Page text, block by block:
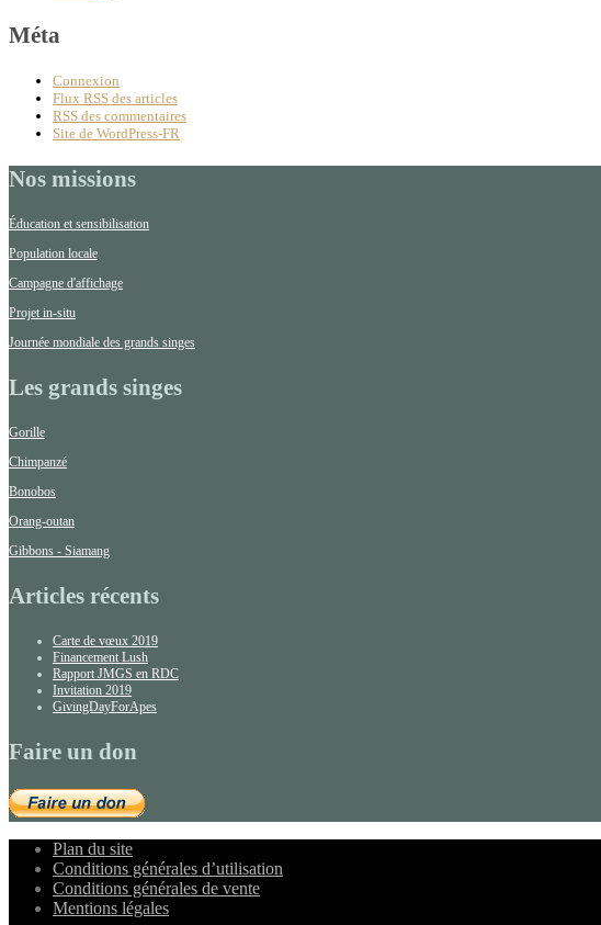
Méta
Connexion
Flux RSS des articles
RSS des commentaires
Site de WordPress-FR
Nos missions
Éducation et sensibilisation
Population locale
Campagne d'affichage
Projet in-situ
Journée mondiale des grands singes
Les grands singes
Gorille
Chimpanzé
Bonobos
Orang-outan
Gibbons - Siamang
Articles récents
Carte de vœux 2019
Financement Lush
Rapport JMGS en RDC
Invitation 2019
GivingDayForApes
Faire un don
Plan du site
Conditions générales d’utilisation
Conditions générales de vente
Mentions légales